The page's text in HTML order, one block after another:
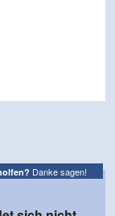
Danke sagen!